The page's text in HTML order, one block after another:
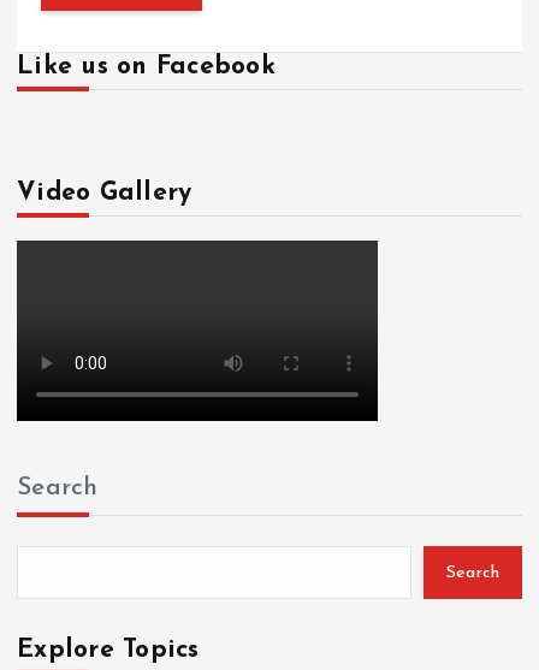
Like us on Facebook
Video Gallery
Search
Search
Explore Topics